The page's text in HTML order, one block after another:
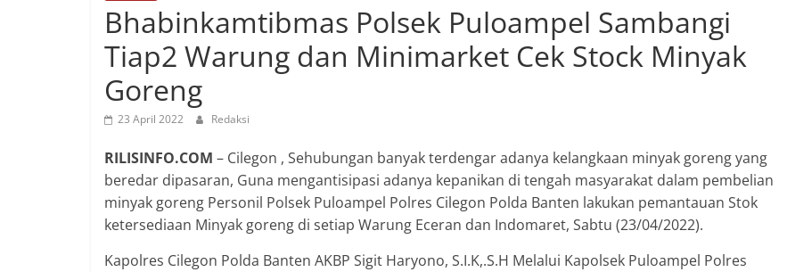
Bhabinkamtibmas Polsek Puloampel Sambangi
Tiap2 Warung dan Minimarket Cek Stock Minyak
Goreng
23 April 2022 Redaksi
RILISINFO.COM – Cilegon , Sehubungan banyak terdengar adanya kelangkaan minyak goreng yang
beredar dipasaran, Guna mengantisipasi adanya kepanikan di tengah masyarakat dalam pembelian
minyak goreng Personil Polsek Puloampel Polres Cilegon Polda Banten lakukan pemantauan Stok
ketersediaan Minyak goreng di setiap Warung Eceran dan Indomaret, Sabtu (23/04/2022).
Kapolres Cilegon Polda Banten AKBP Sigit Haryono, S.I.K,.S.H Melalui Kapolsek Puloampel Polres